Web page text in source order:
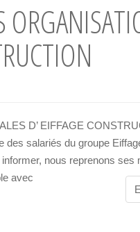
D’ EIFFAGE
des salariés du groupe
nous reprenons ses
avec